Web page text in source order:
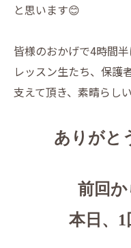
と思います😊
皆様のおかげで4時間
レッスン生たち、保護
支えて頂き、素晴らし
ありがと
前回
本日、